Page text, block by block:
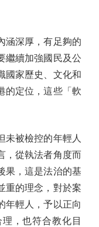
深厚，有足夠的
繼續加強國民及公
國家歷史、文化和
的定位，這些「軟
被檢控的年輕人
，從執法者角度而
果，這是法治的基
重的理念，對於案
年輕人，予以正向
，也符合教化目